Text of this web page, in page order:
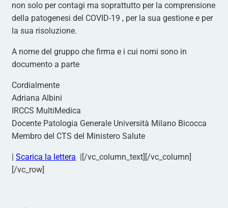
non solo per contagi ma soprattutto per la comprensione
della patogenesi del COVID-19 , per la sua gestione e per
la sua risoluzione.
A nome del gruppo che firma e i cui nomi sono in
documento a parte
Cordialmente
Adriana Albini
IRCCS MultiMedica
Docente Patologia Generale Università Milano Bicocca
Membro del CTS del Ministero Salute
Scarica la lettera |[/vc_column_text][/vc_column]
[/vc_row]